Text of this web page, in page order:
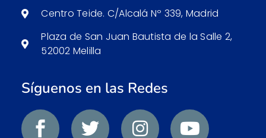
Centro Teide. C/Alcalá Nº 339, Madrid
Plaza de San Juan Bautista de la Salle 2,
52002 Melilla
Síguenos en las Redes